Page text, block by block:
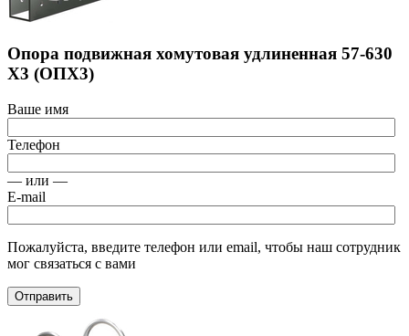
Опора подвижная хомутовая удлиненная 57-630
Х3 (ОПХ3)
Ваше имя
Телефон
— или —
E-mail
Пожалуйста, введите телефон или email, чтобы наш сотрудник
мог связаться с вами
Отправить